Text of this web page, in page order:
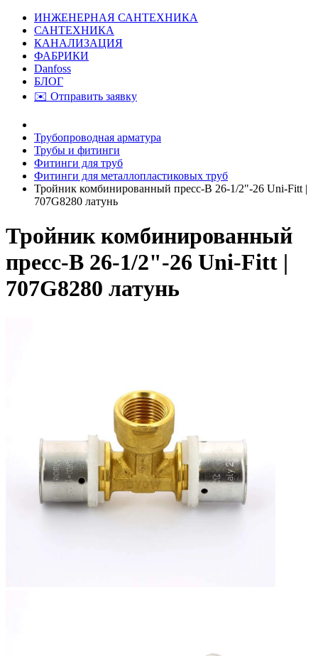
ИНЖЕНЕРНАЯ САНТЕХНИКА
САНТЕХНИКА
КАНАЛИЗАЦИЯ
ФАБРИКИ
Danfoss
БЛОГ
✉️ Отправить заявку
Трубопроводная арматура
Трубы и фитинги
Фитинги для труб
Фитинги для металлопластиковых труб
Тройник комбинированный пресс-В 26-1/2"-26 Uni-Fitt |
707G8280 латунь
Тройник комбинированный
пресс-В 26-1/2"-26 Uni-Fitt |
707G8280 латунь